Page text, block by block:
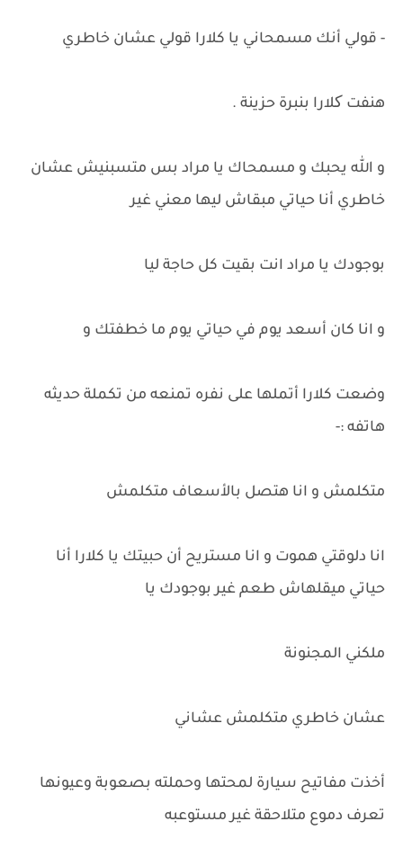
- قولي أنك مسمحاني يا كلارا قولي عشان خاطري
هنفت کلارا بنبرة حزينة .
و الله يحبك و مسمحاك يا مراد بس متسبنيش عشان
خاطري أنا حياتي مبقاش ليها معني غير
بوجودك يا مراد انت بقيت كل حاجة ليا
و انا كان أسعد يوم في حياتي يوم ما خطفتك و
وضعت كلارا أتملها على نفره تمنعه من تكملة حديثه
هاتفه :-
متكلمش و انا هتصل بالأسعاف متكلمش
انا دلوقتي هموت و انا مستريح أن حبيتك يا كلارا أنا
حياتي ميقلهاش طعم غير بوجودك يا
ملكني المجنونة
عشان خاطري متكلمش عشاني
أخذت مفاتيح سيارة لمحتها وحملته بصعوبة وعيونها
تعرف دموع متلاحقة غير مستوعبه